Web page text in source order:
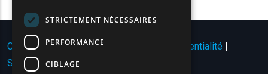
Conditions d'utilisation | Politique de confidentialité |
Sitemap |Contact
STRICTEMENT NÉCESSAIRES
PERFORMANCE
CIBLAGE